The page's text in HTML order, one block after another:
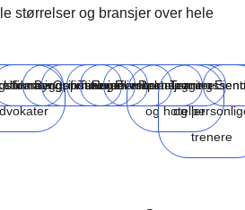
størrelser og bransjer over hele
Utdanningsinstitusjoner
Byggefirmaer
Oppussingsfirmaer
Turisme
Reiselivsbransjen
Eventplanleggere
Restauranter
og hoteller
og
trenere